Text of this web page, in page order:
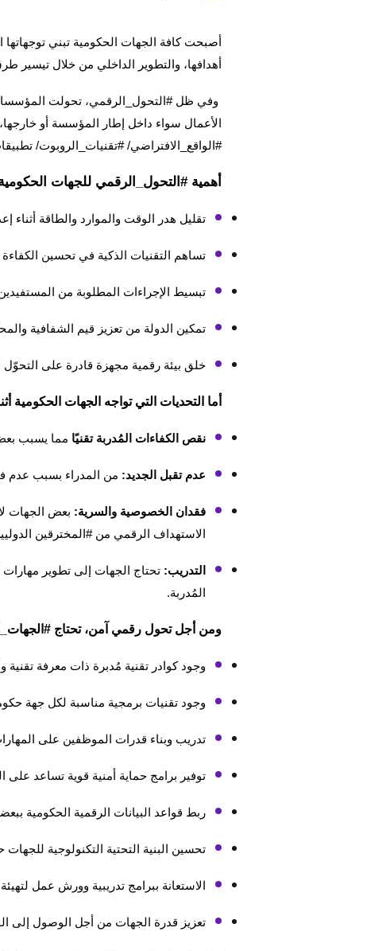
أصبحت كافة الجهات الحكومية تبني توجهاتها
أهدافها، والتطوير الداخلي من خلال
وفي ظل #التحول_الرقمي، تحولت المؤسسات
الأعمال سواء داخل إطار المؤسسة أو
#الواقع_الافتراضي/ #تقنيات_الروبوت/
أهمية #التحول_الرقمي للجهات
تقليل هدر الوقت والموارد والطاقة أثناء
تساهم التقنيات الذكية في تحسين الكفاءة
تبسيط الإجراءات المطلوبة من
تمكين الدولة من تعزيز قيم الشفافية
خلق بيئة رقمية مجهزة قادرة على التحوّل
أما التحديات التي تواجه الجهات الحكومية
نقص الكفاءات المُدربة تقنيًا مما يسبب
عدم تقبل الجديد: من المدراء بسبب عدم
فقدان الخصوصية والسرية: بعض الجهات
الاستهداف الرقمي من #المخترقين
التدريب: تحتاج الجهات إلى تطوير
المُدربة.
ومن أجل تحول رقمي آمن، تحتاج
وجود كوادر تقنية مُدبرة ذات معرفة تقنية
وجود تقنيات برمجية مناسبة لكل جهة
تدريب وبناء قدرات الموظفين على
توفير برامج حماية أمنية قوية تساعد على
ربط قواعد البيانات الرقمية الحكومية
تحسين البنية التحتية التكنولوجية
الاستعانة ببرامج تدريبية وورش عمل
تعزيز قدرة الجهات من أجل الوصول إلى